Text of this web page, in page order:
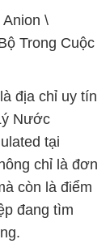
\
Trong Cuộc
địa chỉ uy tín
Nước
tại
chỉ là đơn
còn là điểm
đang tìm